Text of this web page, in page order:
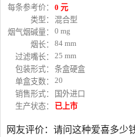
每条参考价：
0 元
类型：
混合型
烟气烟碱量：
0 mg
烟长：
84 mm
过滤嘴长：
25 mm
包装形式：
条盒硬盒
单盒支数：
20
销售形式：
国外进口
生产状态：
已上市
网友评价：请问这种爱喜多少